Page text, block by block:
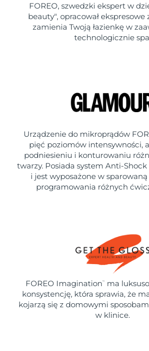
FOREO, szwedzki ekspert w
beauty", opracował ekspresowe
zamienia Twoją łazienkę w
technologicznie
Urządzenie do mikroprądów
pięć poziomów intensywności,
podniesieniu i konturowaniu
twarzy. Posiada system Anti-
i jest wyposażone w
programowania różnych
FOREO Imagination ™
ma
konsystencję, która sprawia, że
kojarzą się z domowymi
w klinice.